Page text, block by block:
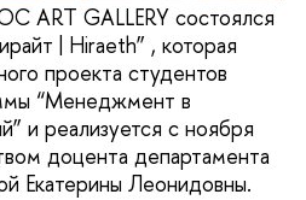
ART GALLERY состоялся
| Hiraeth” , которая
проекта студентов
“Менеджмент в
и реализуется с ноября
доцента департамента
Екатерины Леонидовны.